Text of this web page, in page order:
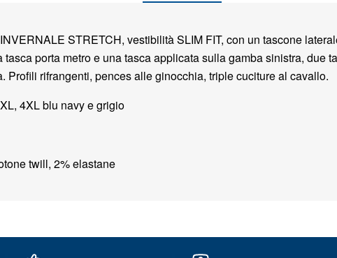
STRETCH, vestibilità SLIM FIT, con un tascone
porta metro e una tasca applicata sulla gamba sinistra, due
Profili rifrangenti, pences alle ginocchia, triple cuciture al cavallo.
4XL blu navy e grigio
twill, 2% elastane